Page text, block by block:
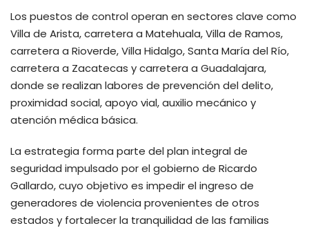
Los puestos de control operan en sectores clave como
Villa de Arista, carretera a Matehuala, Villa de Ramos,
carretera a Rioverde, Villa Hidalgo, Santa María del Río,
carretera a Zacatecas y carretera a Guadalajara,
donde se realizan labores de prevención del delito,
proximidad social, apoyo vial, auxilio mecánico y
atención médica básica.
La estrategia forma parte del plan integral de
seguridad impulsado por el gobierno de Ricardo
Gallardo, cuyo objetivo es impedir el ingreso de
generadores de violencia provenientes de otros
estados y fortalecer la tranquilidad de las familias